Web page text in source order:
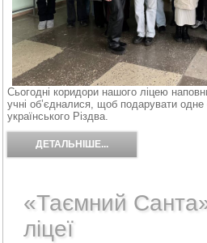
Сьогодні коридори нашого ліцею
учні об’єдналися, щоб подарувати
українського Різдва.
ДЕТАЛЬНІШЕ...
«Таємний
ліцеї